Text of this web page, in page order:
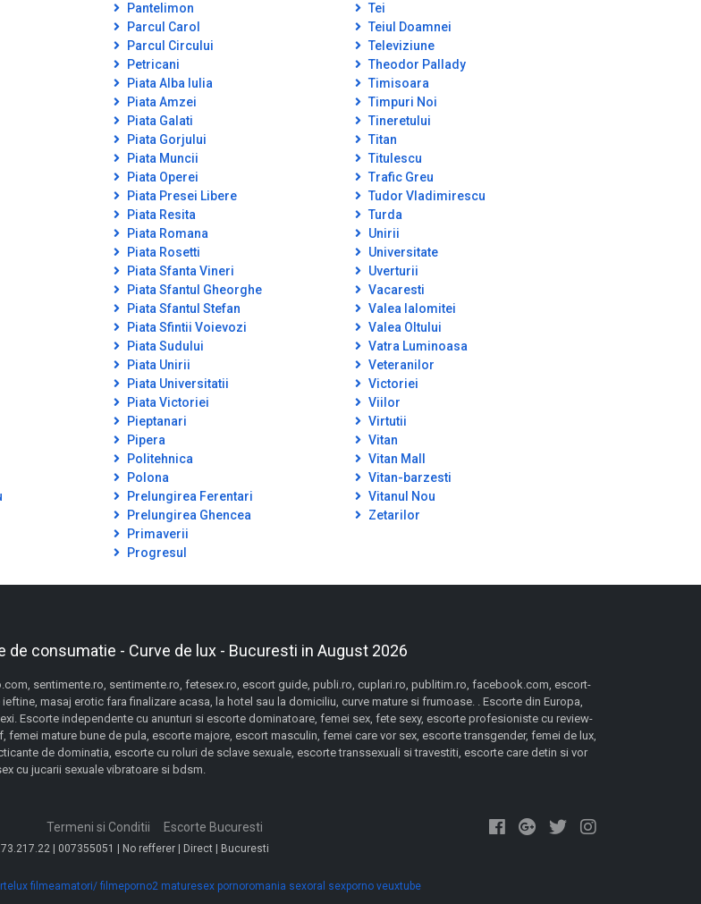
Pantelimon
Parcul Carol
Parcul Circului
Petricani
Piata Alba Iulia
Piata Amzei
Piata Galati
Piata Gorjului
Piata Muncii
Piata Operei
Piata Presei Libere
Piata Resita
Piata Romana
Piata Rosetti
Piata Sfanta Vineri
Piata Sfantul Gheorghe
Piata Sfantul Stefan
Piata Sfintii Voievozi
Piata Sudului
Piata Unirii
Piata Universitatii
Piata Victoriei
Pieptanari
Pipera
Politehnica
Polona
Prelungirea Ferentari
Prelungirea Ghencea
Primaverii
Progresul
Tei
Teiul Doamnei
Televiziune
Theodor Pallady
Timisoara
Timpuri Noi
Tineretului
Titan
Titulescu
Trafic Greu
Tudor Vladimirescu
Turda
Unirii
Universitate
Uverturii
Vacaresti
Valea Ialomitei
Valea Oltului
Vatra Luminoasa
Veteranilor
Victoriei
Viilor
Virtutii
Vitan
Vitan Mall
Vitan-barzesti
Vitanul Nou
Zetarilor
de consumatie - Curve de lux - Bucuresti in August 2026
sentimente.ro, sentimente.ro, fetesex.ro, escort guide, publi.ro, cuplari.ro, publitim.ro, facebook.com, escort-
masaj erotic fara finalizare acasa, la hotel sau la domiciliu, curve mature si frumoase. . Escorte din Europa,
Escorte independente cu anunturi si escorte dominatoare, femei sex, fete sexy, escorte profesioniste cu review-
mature bune de pula, escorte majore, escort masculin, femei care vor sex, escorte transgender, femei de lux,
de dominatia, escorte cu roluri de sclave sexuale, escorte transsexuali si travestiti, escorte care detin si vor
cu jucarii sexuale vibratoare si bdsm.
Termeni si Conditii Escorte Bucuresti
| 007355051 | No refferer | Direct | Bucuresti
filmeamatori/ filmeporno2 maturesex pornoromania sexoral sexporno veuxtube